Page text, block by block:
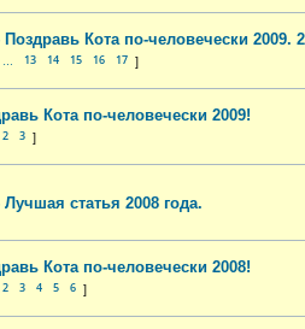
Кота по-человечески 2009.
13 14 15 16 17
Кота по-человечески 2009!
2 3
статья 2008 года.
Кота по-человечески 2008!
2 3 4 5 6